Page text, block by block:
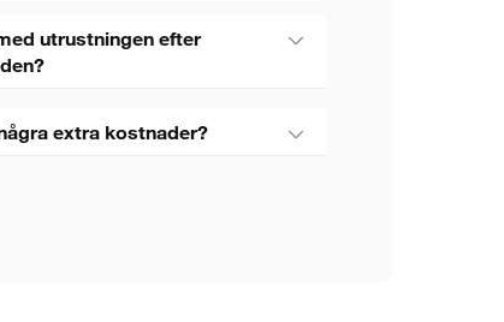
utrustningen efter
extra kostnader?